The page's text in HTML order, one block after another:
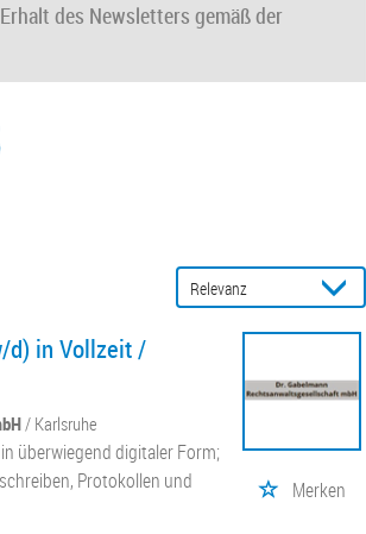
des Newsletters gemäß der
d) in Vollzeit /
/ Karlsruhe
überwiegend digitaler Form;
Protokollen und
Merken